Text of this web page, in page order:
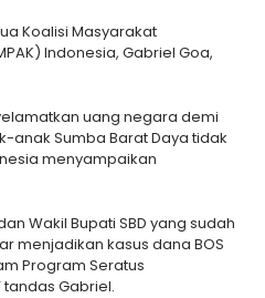
Koalisi Masyarakat
Indonesia, Gabriel Goa,
uang negara demi
Sumba Barat Daya tidak
menyampaikan
Wakil Bupati SBD yang sudah
menjadikan kasus dana BOS
Program Seratus
Gabriel.